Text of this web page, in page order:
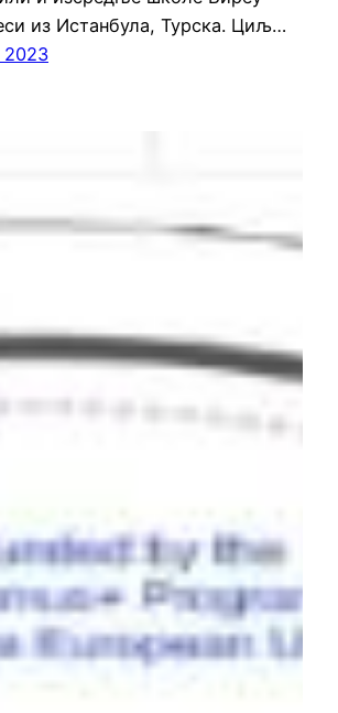
из Истанбула, Турска. Циљ…
2023